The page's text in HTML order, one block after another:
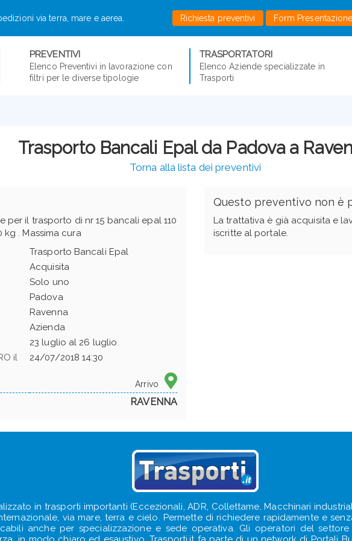
via terra, mare e aerea. Richiesta preventivi Form Presentazione
PREVENTIVI
Elenco Preventivi in lavorazione con
filtri per le diverse tipologie
TRASPORTATORI
Elenco Aziende specializzate in
Trasporti
Trasporto Bancali Epal da Padova a
Torna alla lista dei preventivi
per il trasporto di nr 15 bancali epal 110
kg . Massima cura
Trasporto Bancali Epal
Acquisita
Solo uno
Padova
Ravenna
Azienda
23 luglio al 26 luglio
il
24/07/2018 14:30
Arrivo
RAVENNA
Questo preventivo non è
La trattativa è già acquisita e
iscritte al portale.
in trasporti importanti (Eccezionali, ADR, Collettame, Macchinari
via mare, terra e cielo. Permette di richiedere rapidamente e
anche per specializzazione e sede operativa. Gli operatori del